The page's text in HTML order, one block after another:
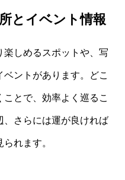
とイベント情報
楽しめるスポットや、写
ントがあります。どこ
とで、効率よく巡るこ
、さらには運が良ければ
れます。